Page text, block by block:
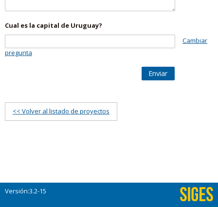
Cual es la capital de Uruguay?
Cambiar
pregunta
Enviar
<< Volver al listado de proyectos
Versión:3.2-15